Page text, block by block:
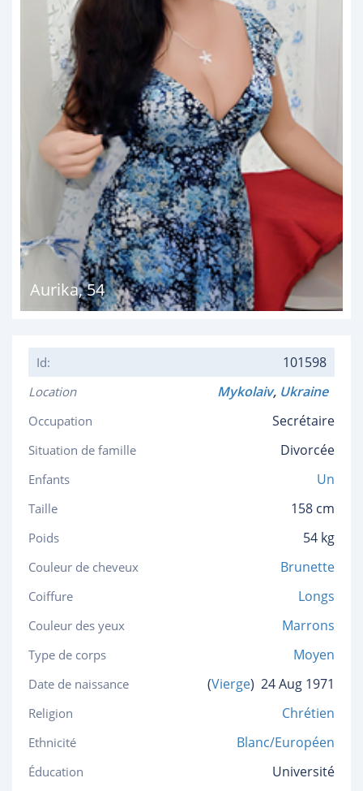
Aurika,54
Id: 101598
Location Mykolaiv, Ukraine
Occupation Secrétaire
Situation de famille Divorcée
Enfants Un
Taille 158 cm
Poids 54 kg
Couleur de cheveux Brunette
Coiffure Longs
Couleur des yeux Marrons
Type de corps Moyen
Date de naissance (Vierge) 24 Aug 1971
Religion Chrétien
Ethnicité Blanc/Européen
Éducation Université